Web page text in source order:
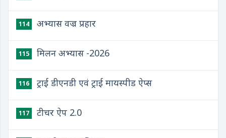
114 अभ्यास वज्र प्रहार
115 मिलन अभ्यास -2026
116 ट्राई डीएनडी एवं ट्राई मायस्पीड ऐप्स
117 टीचर ऐप 2.0